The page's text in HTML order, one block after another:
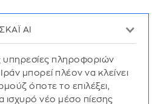
AI
υπηρεσίες πληροφοριών
μπορεί πλέον να κλείνει
όποτε το επιλέξει,
ισχυρό νέο μέσο πίεσης